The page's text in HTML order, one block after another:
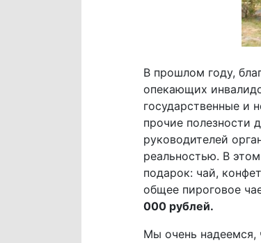
В прошлом году,
опекающих
государственные и
прочие полезности
руководителей
реальностью. В
подарок: чай,
общее пироговое
000 рублей.
Мы очень